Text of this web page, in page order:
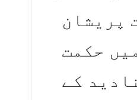
پریشان
حکمت
کے